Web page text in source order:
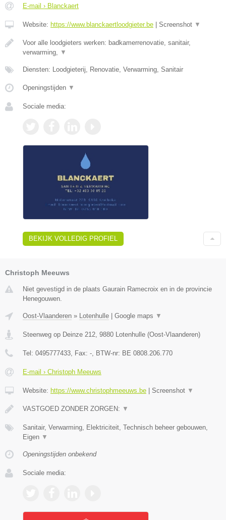
E-mail › Blanckaert
Website: https://www.blanckaertloodgieter.be Screenshot ▼
Voor alle loodgieters werken: badkamerrenovatie, sanitair,
verwarming,
▼
Diensten: Loodgieterij, Renovatie, Verwarming, Sanitair
Openingstijden ▼
Sociale media:
BEKIJK VOLLEDIG PROFIEL
Christoph Meeuws
Niet gevestigd in de plaats Gaurain Ramecroix en in de provincie
Henegouwen.
Oost-Vlaanderen » Lotenhulle | Google maps ▼
Steenweg op Deinze 212 9880 Lotenhulle (Oost-Vlaanderen)
Tel: 0495777433 , Fax: - , BTW-nr: BE 0808.206.770
E-mail › Christoph Meeuws
Website: https://www.christophmeeuws.be | Screenshot ▼
VASTGOED ZONDER ZORGEN: ▼
Sanitair, Verwarming, Elektriciteit, Technisch beheer gebouwen,
Eigen ▼
Openingstijden onbekend
Sociale media: